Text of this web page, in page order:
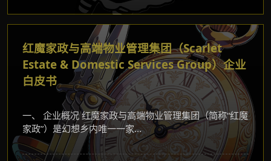
红魔家政与高端物业管理集团（Scarlet
Estate & Domestic Services Group）企业
白皮书
一、 企业概况 红魔家政与高端物业管理集团（简称“红魔
家政”）是幻想乡内唯一一家...